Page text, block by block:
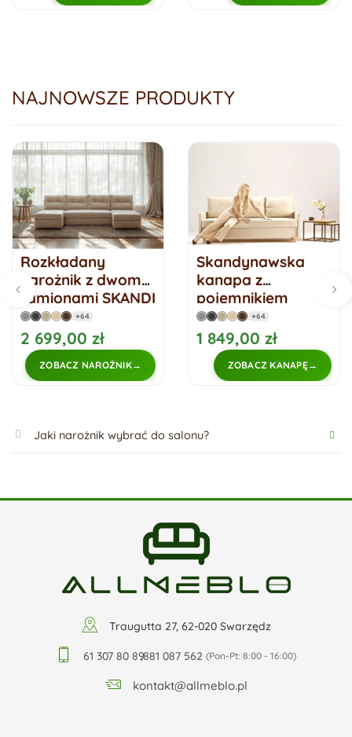
NAJNOWSZE PRODUKTY
Rozkładany
narożnik z dwoma
ramionami SKANDI
U
+64
2 699,00 zł
ZOBACZ NAROŻNIK
Skandynawska
kanapa z
pojemnikiem
AROSA
+64
1 849,00 zł
ZOBACZ KANAPĘ
Jaki narożnik wybrać do salonu?
Traugutta 27, 62-020 Swarzędz
61 307 80 89
,881 087 562 (Pon-Pt: 8:00 - 16:00)
kontakt@allmeblo.pl